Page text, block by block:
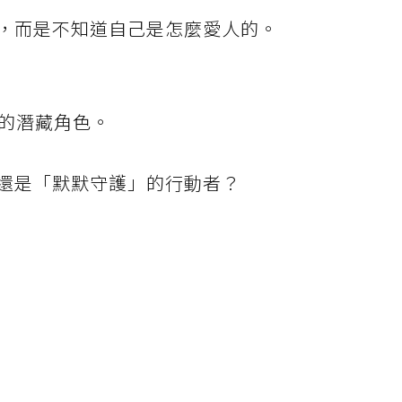
而是不知道自己是怎麼愛人的。
潛藏角色。
是「默默守護」的行動者？